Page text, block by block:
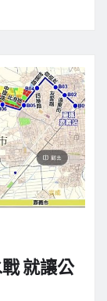
就讓公